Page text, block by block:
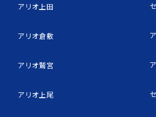
アリオ上田
アリオ倉敷
アリオ鷲宮
アリオ上尾